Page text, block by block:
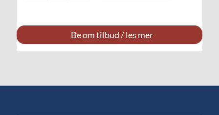
Be om tilbud / les mer